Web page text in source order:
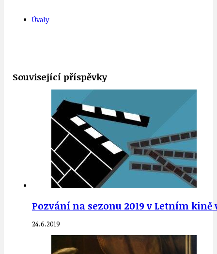
Úvaly
Související příspěvky
Pozvání na sezonu 2019 v Letním
24.6.2019